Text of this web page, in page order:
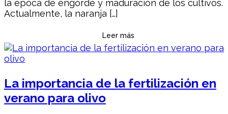
la época de engorde y maduración de los cultivos.
Actualmente, la naranja […]
Leer más
La importancia de la fertilización en
verano para olivo